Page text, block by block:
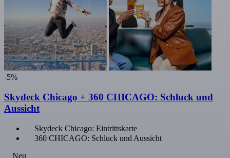
-5%
Skydeck Chicago + 360 CHICAGO: Schluck und
Aussicht
Skydeck Chicago: Eintrittskarte
360 CHICAGO: Schluck und Aussicht
Neu